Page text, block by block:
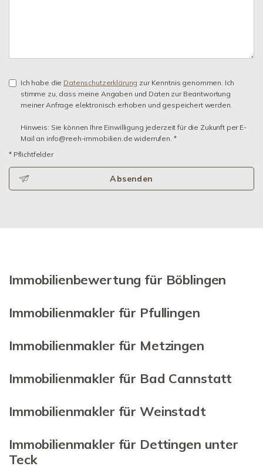
Ich habe die Datenschutzerklärung zur Kenntnis genommen. Ich
stimme zu, dass meine Angaben und Daten zur Beantwortung
meiner Anfrage elektronisch erhoben und gespeichert werden.
Hinweis: Sie können Ihre Einwilligung jederzeit für die Zukunft per E-
Mail an info@reeh-immobilien.de widerrufen. *
* Pflichtfelder
Absenden
Immobilienbewertung für Böblingen
Immobilienmakler für Pfullingen
Immobilienmakler für Metzingen
Immobilienmakler für Bad Cannstatt
Immobilienmakler für Weinstadt
Immobilienmakler für Dettingen unter
Teck